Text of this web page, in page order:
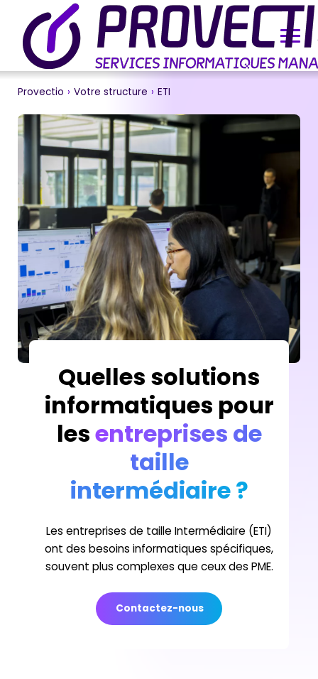
Provectio › Votre structure › ETI
Quelles solutions
informatiques pour
lesentreprises de
taille
intermédiaire ?
Les entreprises de taille Intermédiaire (ETI)
ont des besoins informatiques spécifiques,
souvent plus complexes que ceux des PME.
Contactez-nous